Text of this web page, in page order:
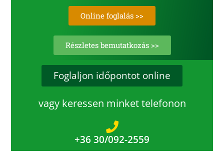
Online foglalás >>
Részletes bemutatkozás >>
Foglaljon időpontot online
vagy keressen minket telefonon
+36 30/092-2559